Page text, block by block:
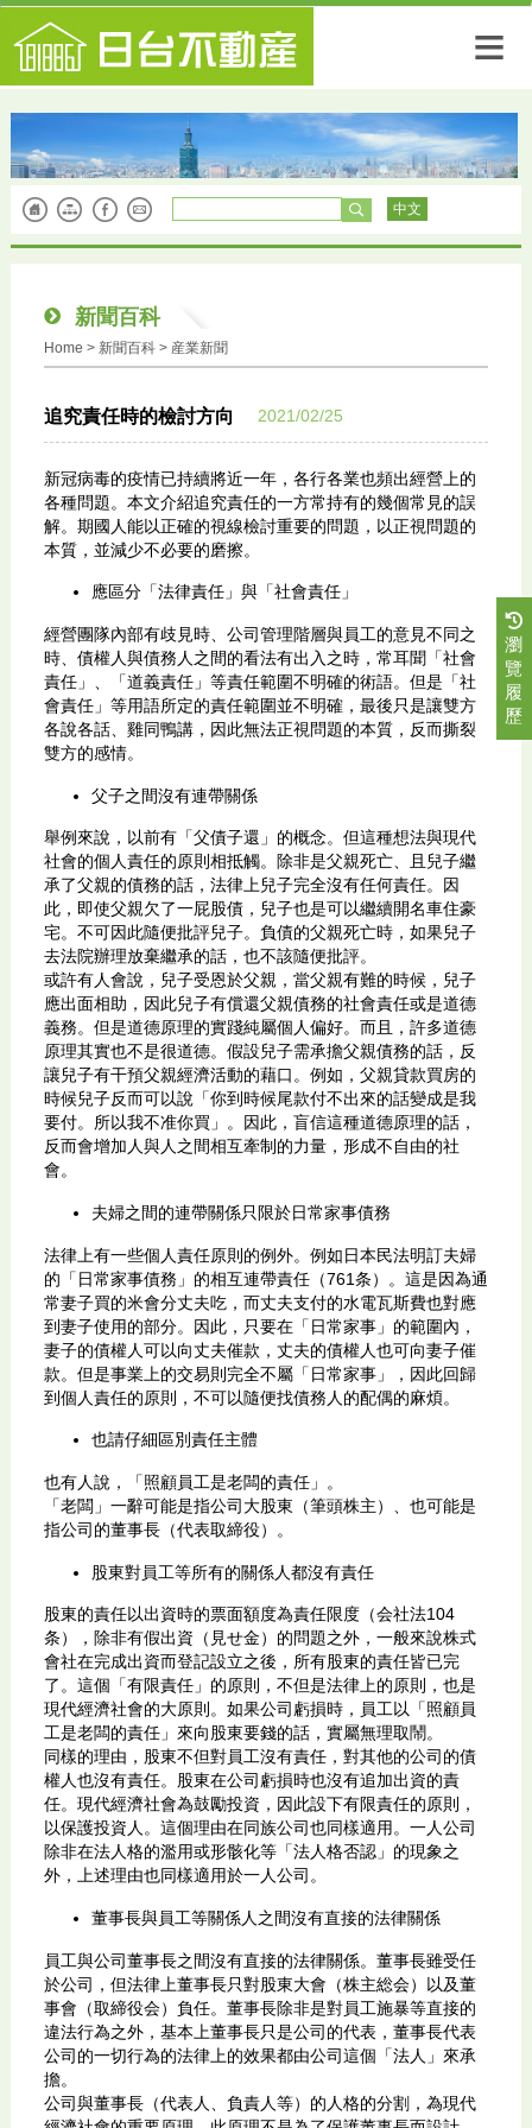
≡
中文
新聞百科
Home > 新聞百科> 産業新聞
追究責任時的檢討方向 2021/02/25
新冠病毒的疫情已持續將近一年，各行各業也頻出經營上的
各種問題。本文介紹追究責任的一方常持有的幾個常見的誤
解。期國人能以正確的視線檢討重要的問題，以正視問題的
本質，並減少不必要的磨擦。
應區分「法律責任」與「社會責任」
經營團隊內部有歧見時、公司管理階層與員工的意見不同之
時、債權人與債務人之間的看法有出入之時，常耳聞「社會
責任」、「道義責任」等責任範圍不明確的術語。但是「社
會責任」等用語所定的責任範圍並不明確，最後只是讓雙方
各說各話、雞同鴨講，因此無法正視問題的本質，反而撕裂
雙方的感情。
父子之間沒有連帶關係
舉例來說，以前有「父債子還」的概念。但這種想法與現代
社會的個人責任的原則相抵觸。除非是父親死亡、且兒子繼
承了父親的債務的話，法律上兒子完全沒有任何責任。因
此，即使父親欠了一屁股債，兒子也是可以繼續開名車住豪
宅。不可因此隨便批評兒子。負債的父親死亡時，如果兒子
去法院辦理放棄繼承的話，也不該隨便批評。
或許有人會說，兒子受恩於父親，當父親有難的時候，兒子
應出面相助，因此兒子有償還父親債務的社會責任或是道德
義務。但是道德原理的實踐純屬個人偏好。而且，許多道德
原理其實也不是很道德。假設兒子需承擔父親債務的話，反
讓兒子有干預父親經濟活動的藉口。例如，父親貸款買房的
時候兒子反而可以說「你到時候尾款付不出來的話變成是我
要付。所以我不准你買」。因此，盲信這種道德原理的話，
反而會增加人與人之間相互牽制的力量，形成不自由的社
會。
夫婦之間的連帶關係只限於日常家事債務
法律上有一些個人責任原則的例外。例如日本民法明訂夫婦
的「日常家事債務」的相互連帶責任（761条）。這是因為通
常妻子買的米會分丈夫吃，而丈夫支付的水電瓦斯費也對應
到妻子使用的部分。因此，只要在「日常家事」的範圍內，
妻子的債權人可以向丈夫催款，丈夫的債權人也可向妻子催
款。但是事業上的交易則完全不屬「日常家事」，因此回歸
到個人責任的原則，不可以隨便找債務人的配偶的麻煩。
也請仔細區別責任主體
也有人說，「照顧員工是老闆的責任」。
「老闆」一辭可能是指公司大股東（筆頭株主）、也可能是
指公司的董事長（代表取締役）。
股東對員工等所有的關係人都沒有責任
股東的責任以出資時的票面額度為責任限度（会社法104
条），除非有假出資（見せ金）的問題之外，一般來說株式
會社在完成出資而登記設立之後，所有股東的責任皆已完
了。這個「有限責任」的原則，不但是法律上的原則，也是
現代經濟社會的大原則。如果公司虧損時，員工以「照顧員
工是老闆的責任」來向股東要錢的話，實屬無理取鬧。
同樣的理由，股東不但對員工沒有責任，對其他的公司的債
權人也沒有責任。股東在公司虧損時也沒有追加出資的責
任。現代經濟社會為鼓勵投資，因此設下有限責任的原則，
以保護投資人。這個理由在同族公司也同樣適用。一人公司
除非在法人格的濫用或形骸化等「法人格否認」的現象之
外，上述理由也同樣適用於一人公司。
董事長與員工等關係人之間沒有直接的法律關係
員工與公司董事長之間沒有直接的法律關係。董事長雖受任
於公司，但法律上董事長只對股東大會（株主総会）以及董
事會（取締役会）負任。董事長除非是對員工施暴等直接的
違法行為之外，基本上董事長只是公司的代表，董事長代表
公司的一切行為的法律上的效果都由公司這個「法人」來承
擔。
公司與董事長（代表人、負責人等）的人格的分割，為現代
瀏
覽
履
歷